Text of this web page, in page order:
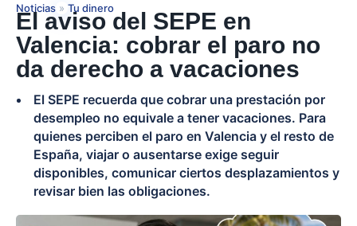
Noticias » Tu dinero
El aviso del SEPE en
Valencia: cobrar el paro no
da derecho a vacaciones
El SEPE recuerda que cobrar una prestación por
desempleo no equivale a tener vacaciones. Para
quienes perciben el paro en Valencia y el resto de
España, viajar o ausentarse exige seguir
disponibles, comunicar ciertos desplazamientos y
revisar bien las obligaciones.